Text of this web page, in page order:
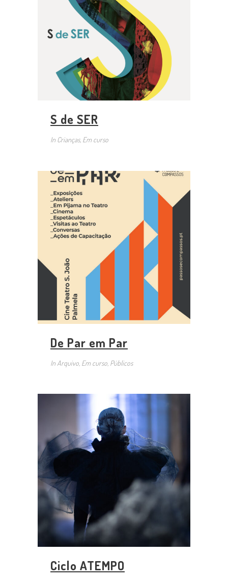
S de SER
In Crianças, Em curso
De Par em Par
In Arquivo, Em curso, Públicos
Ciclo ATEMPO